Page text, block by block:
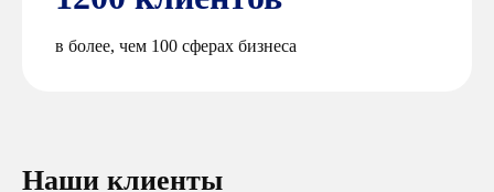
в более, чем 100 сферах бизнеса
Наши клиенты